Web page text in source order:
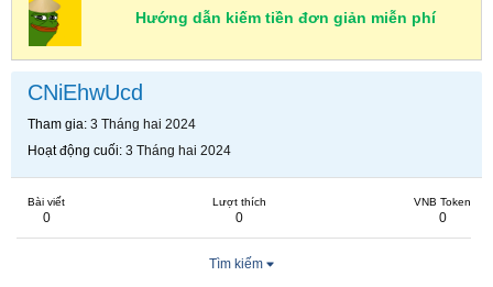
Hướng dẫn kiếm tiền đơn giản miễn phí
CNiEhwUcd
Tham gia 3 Tháng hai 2024
Hoạt động cuối 3 Tháng hai 2024
Bài viết
0
Lượt thích
0
VNB Token
0
Tìm kiếm